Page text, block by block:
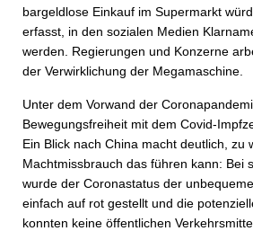
bargeldlose Einkauf im Supermarkt
erfasst, in den sozialen Medien
werden. Regierungen und Konzerne
der Verwirklichung der Megamaschine.
Unter dem Vorwand der
Bewegungsfreiheit mit dem Covid-
Ein Blick nach China macht deutlich, zu
Machtmissbrauch das führen kann: Bei
wurde der Coronastatus der
einfach auf rot gestellt und die
konnten keine öffentlichen